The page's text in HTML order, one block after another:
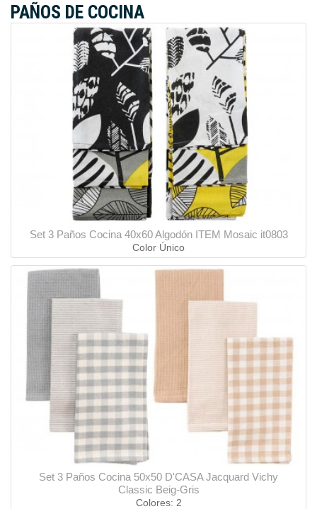
PAÑOS DE COCINA
Set 3 Paños Cocina 40x60 Algodón ITEM Mosaic it0803
Color Único
Set 3 Paños Cocina 50x50 D'CASA Jacquard Vichy
Classic Beig-Gris
Colores: 2